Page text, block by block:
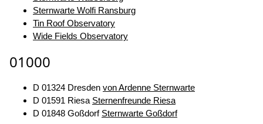
Sternwarte Wolfi Ransburg
Tin Roof Observatory
Wide Fields Observatory
01000
D 01324 Dresden von Ardenne Sternwarte
D 01591 Riesa Sternenfreunde Riesa
D 01848 Goßdorf Sternwarte Goßdorf